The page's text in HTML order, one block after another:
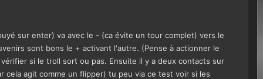
sur enter) va avec le - (ca évite un tour complet) vers le
sont bons le + activant l'autre. (Pense à actionner le
si le troll sort ou pas. Ensuite il y a deux contacts sur
agit comme un flipper) tu peu via ce test voir si les